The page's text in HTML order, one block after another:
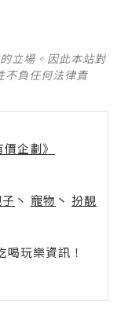
立場。因此本站對
不負任何法律責
企劃》
丶 寵物 丶 扮靚
玩樂資訊！